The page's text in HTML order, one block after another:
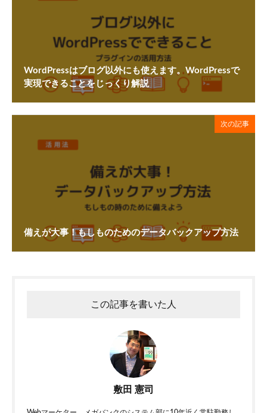
WordPressはブログ以外にも使えます。WordPressで
実現できることをじっくり解説
次の記事
備えが大事！もしものためのデータバックアップ方法
この記事を書いた人
敷田 憲司